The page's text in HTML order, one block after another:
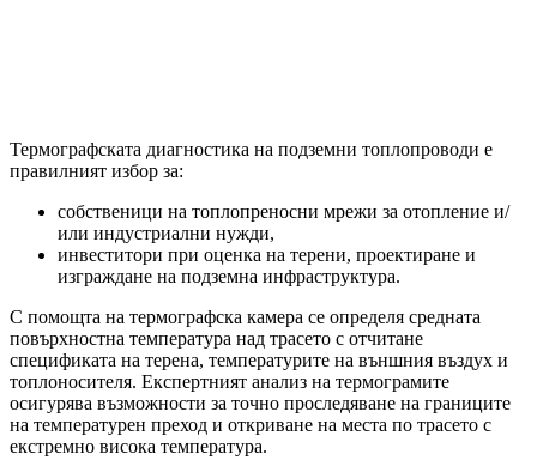
Термографската диагностика на подземни топлопроводи е
правилният избор за:
собственици на топлопреносни мрежи за отопление и/
или индустриални нужди,
инвеститори при оценка на терени, проектиране и
изграждане на подземна инфраструктура.
С помощта на термографска камера се определя средната
повърхностна температура над трасето с отчитане
спецификата на терена, температурите на външния въздух и
топлоносителя. Експертният анализ на термограмите
осигурява възможности за точно проследяване на границите
на температурен преход и откриване на места по трасето с
екстремно висока температура.